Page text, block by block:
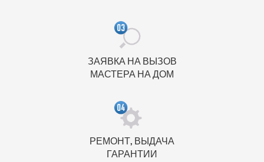
ЗАЯВКА НА ВЫЗОВ
МАСТЕРА НА ДОМ
РЕМОНТ, ВЫДАЧА
ГАРАНТИИ